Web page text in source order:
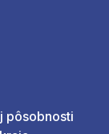
pôsobnosti